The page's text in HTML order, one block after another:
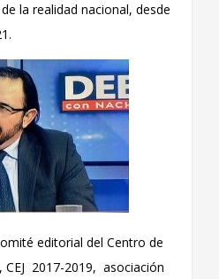
la realidad nacional, desde
editorial del Centro de
CEJ 2017-2019, asociación